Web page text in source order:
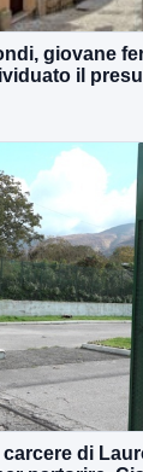
giovane
il
carcere di